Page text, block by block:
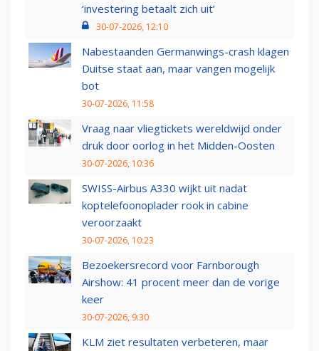
‘investering betaalt zich uit’
30-07-2026, 12:10
Nabestaanden Germanwings-crash klagen
Duitse staat aan, maar vangen mogelijk
bot
30-07-2026, 11:58
Vraag naar vliegtickets wereldwijd onder
druk door oorlog in het Midden-Oosten
30-07-2026, 10:36
SWISS-Airbus A330 wijkt uit nadat
koptelefoonoplader rook in cabine
veroorzaakt
30-07-2026, 10:23
Bezoekersrecord voor Farnborough
Airshow: 41 procent meer dan de vorige
keer
30-07-2026, 9:30
KLM ziet resultaten verbeteren, maar